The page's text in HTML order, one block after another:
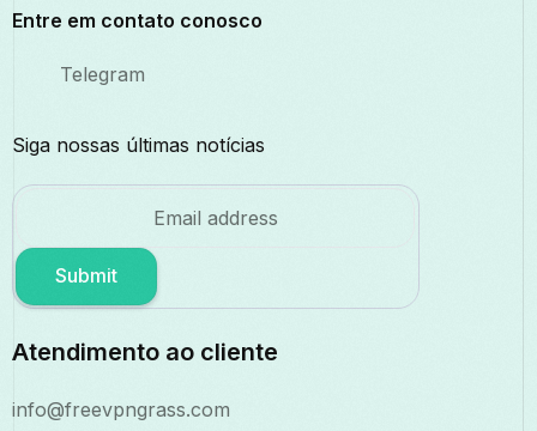
Entre em contato conosco
Telegram
Siga nossas últimas notícias
Submit
Atendimento ao cliente
info@freevpngrass.com